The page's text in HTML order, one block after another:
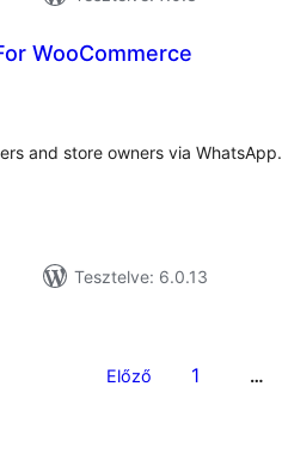
WooCommerce
and store owners via WhatsApp.
Tesztelve: 6.0.13
Előző 1 …